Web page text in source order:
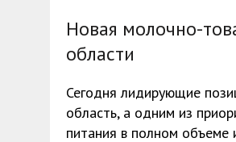
Новая молочно-
области
Сегодня лидирующие
область, а одним из
питания в полном объеме